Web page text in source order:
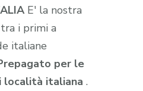
E' la nostra
i primi a
italiane
per le
località italiana.